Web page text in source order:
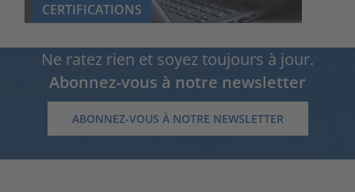
CERTIFICATIONS
Ne ratez rien et soyez toujours à jour.
Abonnez-vous à notre newsletter
ABONNEZ-VOUS À NOTRE NEWSLETTER